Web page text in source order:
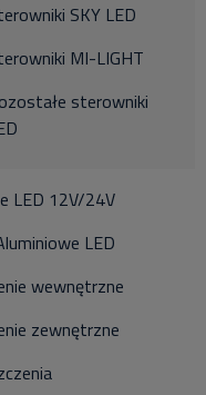
SKY LED
MI-LIGHT
sterowniki
LED 12V/24V
LED
wewnętrzne
zewnętrzne